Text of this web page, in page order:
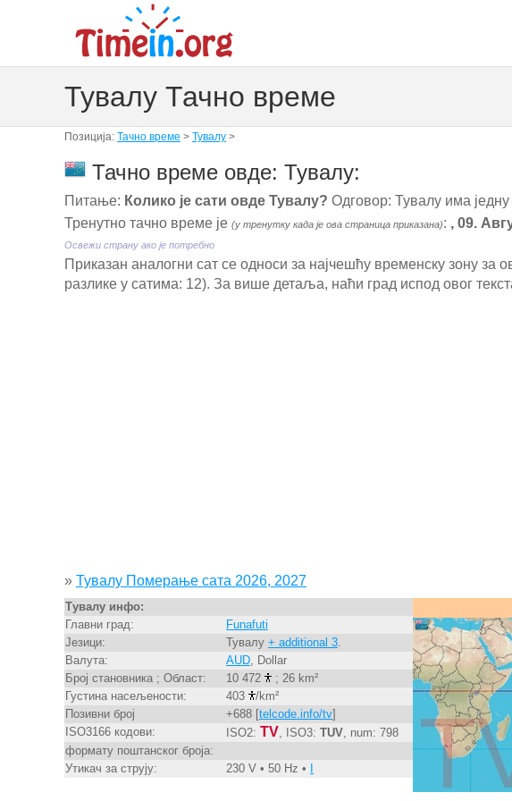
Тувалу Тачно време
Позиција: Тачно време > Тувалу >
Тачно време овде: Тувалу:
Питање: Колико је сати овде Тувалу? Одговор: Тувалу има
Тренутно тачно време је (у тренутку када је ова страница приказана): , 09.
Освежи страну ако је потребно
Приказан аналогни сат се односи за најчешћу временску зону за
разлике у сатима: 12). За више детаља, наћи град испод овог
» Тувалу Померање сата 2026, 2027
Тувалу инфо:
Главни град:
Funafuti
Језици:
Тувалу + additional 3.
Валута:
AUD, Dollar
Број становника ; Област:
10 472
; 26 km²
Густина насељености:
403
/km²
Позивни број
+688 [telcode.info/tv]
ISO3166 кодови:
ISO2: TV, ISO3: TUV, num: 798
формату поштанског броја:
Утикач за струју:
230 V • 50 Hz •